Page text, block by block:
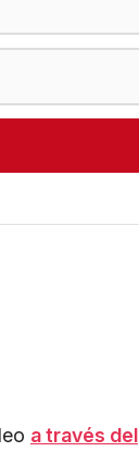
a través del